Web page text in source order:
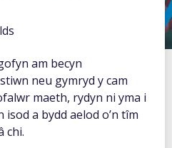
am becyn
neu gymryd y cam
maeth, rydyn ni yma i
a bydd aelod o’n tîm
chi.